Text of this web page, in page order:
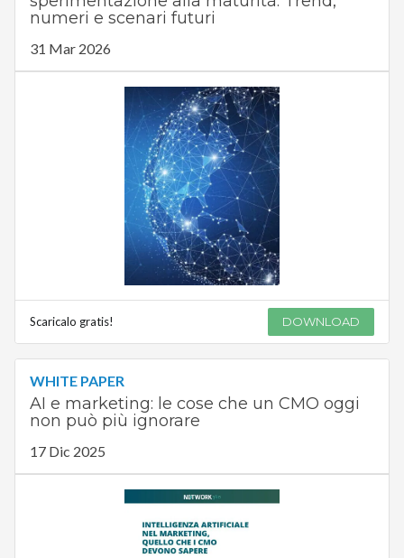
numeri e scenari futuri
31 Mar 2026
Scaricalo gratis! DOWNLOAD
WHITE PAPER
AI e marketing: le cose che un CMO oggi
non può più ignorare
17 Dic 2025